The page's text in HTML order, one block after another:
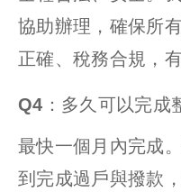
協助辦理，確保所
正確、稅務合規，
Q4：多久可以完成
最快一個月內完成
到完成過戶與撥款